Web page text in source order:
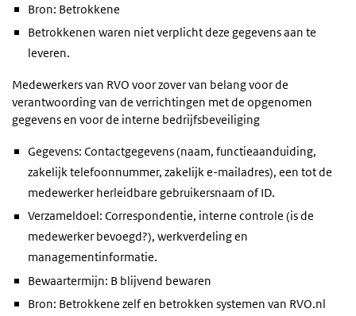
Bron: Betrokkene
Betrokkenen waren niet verplicht deze gegevens aan te
leveren.
Medewerkers van RVO voor zover van belang voor de
verantwoording van de verrichtingen met de opgenomen
gegevens en voor de interne bedrijfsbeveiliging
Gegevens: Contactgegevens (naam, functieaanduiding,
zakelijk telefoonnummer, zakelijk e-mailadres), een tot de
medewerker herleidbare gebruikersnaam of ID.
Verzameldoel: Correspondentie, interne controle (is de
medewerker bevoegd?), werkverdeling en
managementinformatie.
Bewaartermijn: B blijvend bewaren
Bron: Betrokkene zelf en betrokken systemen van RVO.nl